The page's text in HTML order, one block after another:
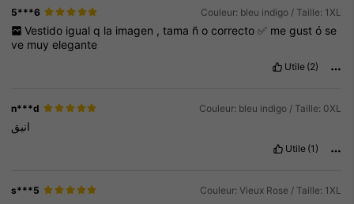
5***6 Couleur: bleu indigo / Taille: 1XL
Vestido igual q la imagen , tama ñ o correcto ✅ me gust ó se
ve muyelegante
Utile (2)
n***d Couleur: bleu indigo / Taille: 0XL
انيق
Utile (1)
s***5 Couleur: Vieux Rose / Taille: 1XL